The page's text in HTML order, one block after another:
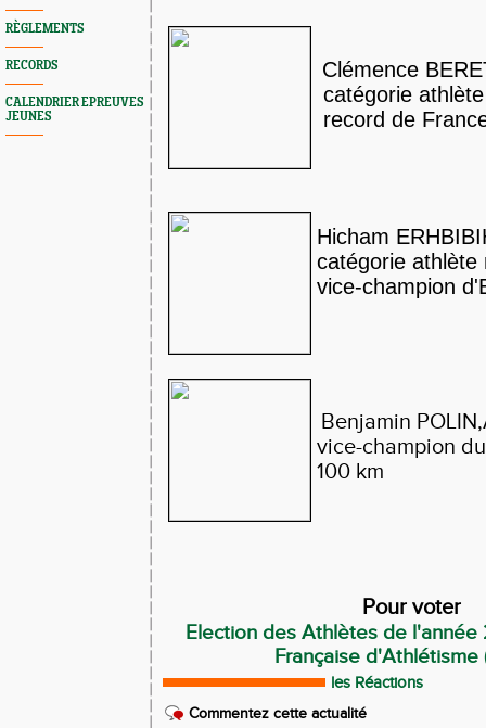
RÈGLEMENTS
RECORDS
CALENDRIER EPREUVES
JEUNES
Clémence
catégorie
record de
Hicham
catégorie
vice-champion
Benjamin
vice-champion
100 km
Pour voter
Election des Athlètes de l'année
Française d'Athlétisme
les Réactions
Commentez cette actualité